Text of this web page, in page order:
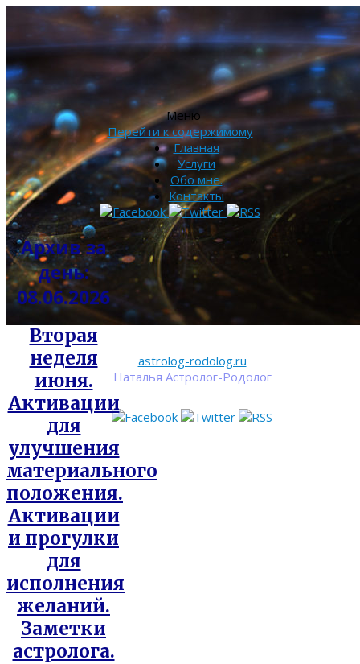
astrolog-rodolog.ru
Наталья Астролог-Родолог
Меню
Перейти к содержимому
Главная
Услуги
Обо мне.
Контакты
Архив за
день:
08.06.2026
Вторая
неделя
июня.
Активации
для
улучшения
материального
положения.
Активации
и прогулки
для
исполнения
желаний.
Заметки
астролога.